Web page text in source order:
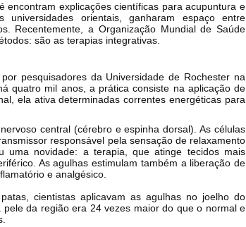
encontram explicações científicas para acupuntura e
orientais, ganharam espaço entre
Recentemente, a Organização Mundial de Saúde
são as terapias integrativas.
pesquisadores da Universidade de Rochester na
quatro mil anos, a prática consiste na aplicação de
ela ativa determinadas correntes energéticas para
central (cérebro e espinha dorsal). As células
responsável pela sensação de relaxamento
uma novidade: a terapia, que atinge tecidos mais
As agulhas estimulam também a liberação de
e analgésico.
cientistas aplicavam as agulhas no joelho do
da região era 24 vezes maior do que o normal e